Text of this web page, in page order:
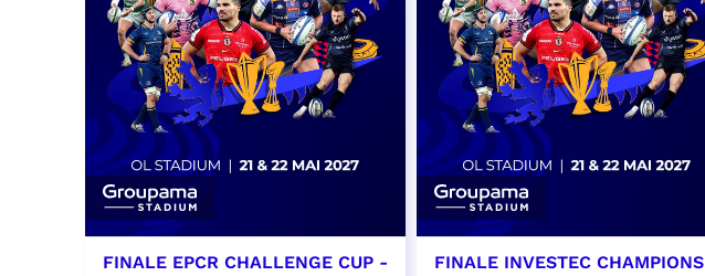
FINALE EPCR CHALLENGE CUP -
FINALE INVESTEC CHAMPIONS